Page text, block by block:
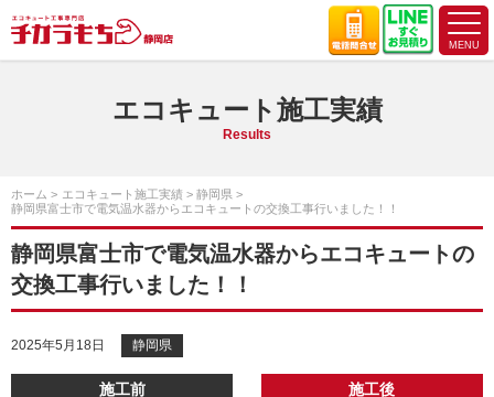
エコキュート施工実績
Results
ホーム エコキュート施工実績
静岡県
静岡県富士市で電気温水器からエコキュートの交換工事行いました！！
静岡県富士市で電気温水器からエコキュートの
交換工事行いました！！
2025年5月18日 静岡県
施工前 施工後